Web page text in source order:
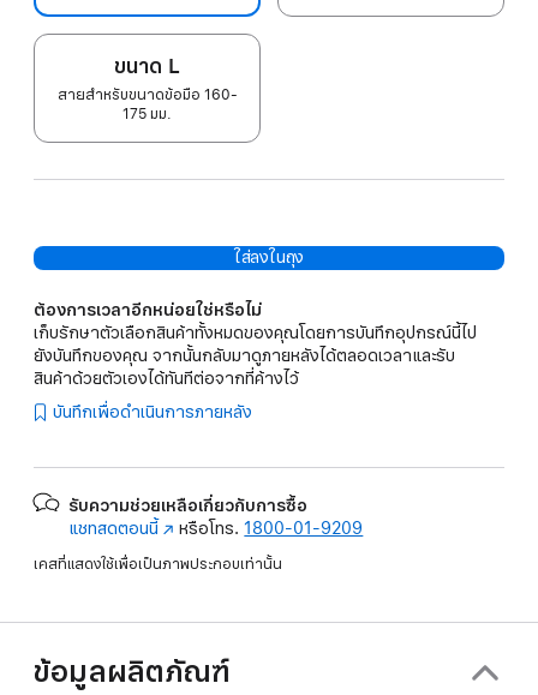
ขนาด L
สายสำหรับขนาดข้อมือ 160-
175 มม.
ใส่ลงในถุง
ต้องการเวลาอีกหน่อยใช่หรือไม่
เก็บรักษาตัวเลือกสินค้าทั้งหมดของคุณโดยการบันทึกอุปกรณ์นี้ไป
ยังบันทึกของคุณ จากนั้นกลับมาดูภายหลังได้ตลอดเวลาและรับ
สินค้าด้วยตัวเองได้ทันทีต่อจากที่ค้างไว้
บันทึกเพื่อดำเนินการภายหลัง
รับความช่วยเหลือเกี่ยวกับการซื้อ
แชทสดตอนนี้(เปิด
หน้าต่าง
หรือโทร. 1800-01-9209
เคสที่แสดงใช้เพื่อเป็นภาพประกอบเท่านั้น
ข้อมูลผลิตภัณฑ์